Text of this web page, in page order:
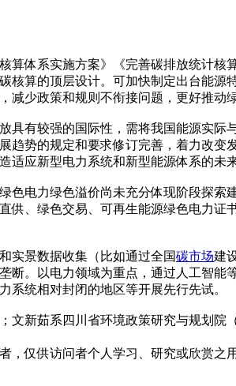
体系实施方案》《完善碳排放统计核
核算的顶层设计。可加快制定出台能
少政策和规则不衔接问题，更好推动
有较强的国际性，需将我国能源实际
势的规定和要求修订完善，着力改变
应新型电力系统和新型能源体系的未
电力绿色溢价尚未充分体现阶段探
、绿色交易、可再生能源绿色电力
实景数据收集（比如通过全国碳市场建
。以电力领域为重点，通过人工智
系统相对封闭的地区等开展先行先试。
文新茹系四川省环境政策研究与规划
，仅供访问者个人学习、研究或欣赏之